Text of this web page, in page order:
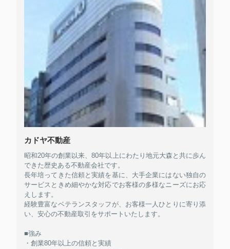
カドヤ不動産
昭和20年の創業以来、80年以上にわたり地元大森と共に歩ん
できた歴史ある不動産会社です。
長年培ってきた信頼と実績を基に、大手企業にはない独自の
サービスときめ細やかな対応でお客様の多様なニーズにお応
えします。
経験豊富なベテランスタッフが、お客様一人ひとりに寄り添
い、安心の不動産取引をサポートいたします。
■強み
・創業80年以上の信頼と実績